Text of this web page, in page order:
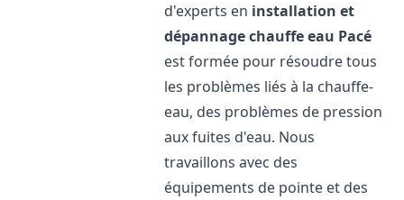
d'experts en installation et
dépannage chauffe eau Pacé
est formée pour résoudre tous
les problèmes liés à la chauffe-
eau, des problèmes de pression
aux fuites d'eau. Nous
travaillons avec des
équipements de pointe et des